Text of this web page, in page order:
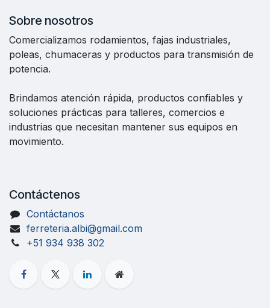
Sobre nosotros
Comercializamos rodamientos, fajas industriales,
poleas, chumaceras y productos para transmisión de
potencia.
Brindamos atención rápida, productos confiables y
soluciones prácticas para talleres, comercios e
industrias que necesitan mantener sus equipos en
movimiento.
Contáctenos
Contáctanos
ferreteria.albi@gmail.com
+51 934 938 302